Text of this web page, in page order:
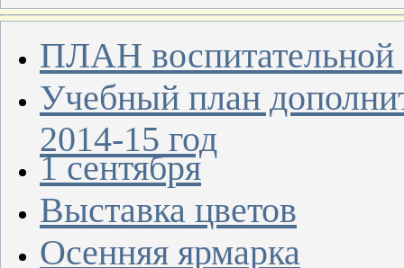
ПЛАН воспитательной
Учебный план
2014-15 год
1 сентября
Выставка цветов
Осенняя ярмарка